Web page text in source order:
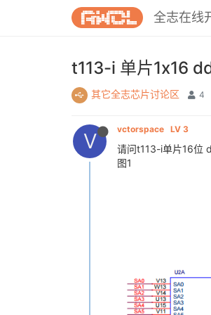
全志在线
t113-i 单片1x16
其它全志芯片讨论区 4
V vctorspace LV 3
请问t113-i单片16位
图1